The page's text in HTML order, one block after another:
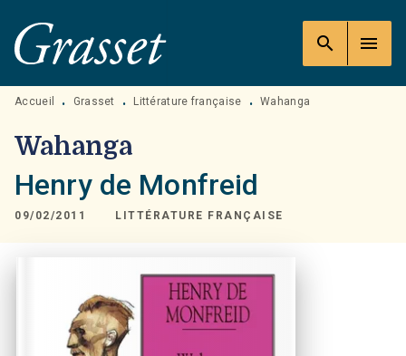
MENU RECHERCHE
PIED DE PAGE
search menu
Accueil • Grasset • Littérature française • Wahanga
Wahanga
Henry de Monfreid
09/02/2011 LITTÉRATURE FRANÇAISE